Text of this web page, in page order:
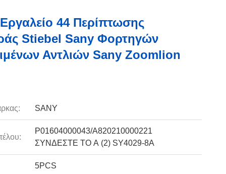
44 Περίπτωσης
Stiebel Sany Φορτηγών
Αντλιών Sany Zoomlion
SANY
P01604000043/A820210000221
ΣΥΝΔΕΣΤΕ ΤΟ Α (2) SY4029-8A
5PCS